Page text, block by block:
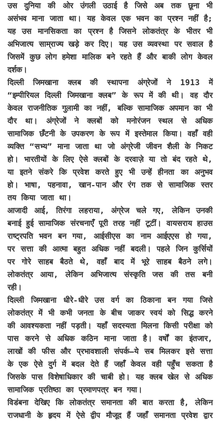
उस दुनिया की ओर उंगली उठाई है जिसे अब तक छूना भी
असंभव माना जाता था। यह केवल एक भवन का प्रश्न नहीं है;
यह उस मानसिकता का प्रश्न है जिसने लोकतंत्र के भीतर भी
अभिजात्य साम्राज्य खड़े कर दिए। यह उस व्यवस्था पर सवाल है
जिसमें कुछ लोग हमेशा मालिक बने रहते हैं और बाकी लोग केवल
दर्शक।
दिल्ली जिमखाना क्लब की स्थापना अंग्रेजों ने 1913 में
“इम्पीरियल दिल्ली जिमखाना क्लब” के रूप में की थी। वह दौर
केवल राजनीतिक गुलामी का नहीं, बल्कि सामाजिक अपमान का भी
दौर था। अंग्रेजों ने क्लबों को मनोरंजन स्थल से अधिक
सामाजिक छँटनी के उपकरण के रूप में इस्तेमाल किया। वहाँ वही
व्यक्ति “सभ्य” माना जाता था जो अंग्रेजी जीवन शैली के निकट
हो। भारतीयों के लिए ऐसे क्लबों के दरवाज़े या तो बंद रहते थे,
या इतने संकरे कि प्रवेश करते हुए भी उन्हें हीनता का अनुभव
हो। भाषा, पहनावा, खान-पान और रंग तक से सामाजिक स्तर
तय किया जाता था।
आजादी आई, तिरंगा लहराया, अंग्रेज चले गए, लेकिन उनकी
बनाई हुई सामाजिक संरचनाएँ पूरी तरह नहीं टूटीं। वायसराय हाउस
राष्ट्रपति भवन बन गया, आईसीएस का नाम आईएएस हो गया,
पर सत्ता की आत्मा बहुत अधिक नहीं बदली। पहले जिन कुर्सियों
पर गोरे साहब बैठते थे, वहाँ बाद में भूरे साहब बैठने लगे।
लोकतंत्र आया, लेकिन अभिजात्य संस्कृति जस की तस बनी
रही।
दिल्ली जिमखाना धीरे-धीरे उस वर्ग का ठिकाना बन गया जिसे
लोकतंत्र में भी कभी जनता के बीच जाकर स्वयं को सिद्ध करने
की आवश्यकता नहीं पड़ती। यहाँ सदस्यता मिलना किसी परीक्षा को
पास करने से अधिक कठिन माना जाता है। वर्षों का इंतजार,
लाखों की फीस और प्रभावशाली संपर्क—ये सब मिलकर इसे सत्ता
के एक ऐसे दुर्ग में बदल देते हैं जहाँ केवल वही पहुँच सकता है
जिसके पास विशेषाधिकार की चाबी हो। यह क्लब खेल से अधिक
सामाजिक प्रतिष्ठा का प्रमाणपत्र बन गया।
विडंबना देखिए कि लोकतंत्र समानता की बात करता है, लेकिन
राजधानी के हृदय में ऐसे द्वीप मौजूद हैं जहाँ समानता प्रवेश द्वार